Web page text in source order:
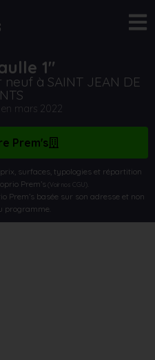
1"
à SAINT JEAN DE
mars 2022
Prem's
surfaces, typologies et répartition
Prem’s(Voir nos CGU)
Prem’s basée sur son adresse et non
programme.